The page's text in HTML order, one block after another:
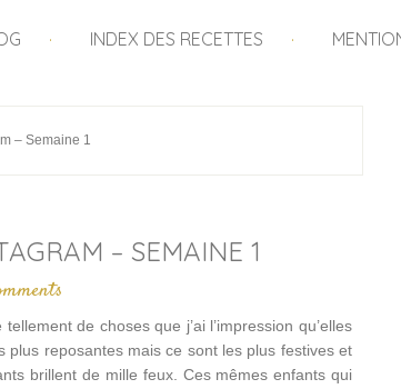
INDEX DES RECETTES
– Semaine 1
– SEMAINE 1
de choses que j’ai l’impression qu’elles
reposantes mais ce sont les plus festives et
brillent de mille feux. Ces mêmes enfants qui